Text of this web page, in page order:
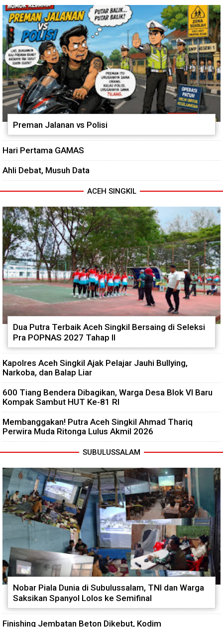
Dirikan Tower Polytank di
Belegen Mulia
Jembatan Garuda
Preman Jalanan vs Polisi
Hari Pertama GAMAS
Ahli Debat, Musuh Data
ACEH SINGKIL
Dua Putra Terbaik Aceh Singkil Bersaing di Seleksi
Pra POPNAS 2027 Tahap II
Kapolres Aceh Singkil Ajak Pelajar Jauhi Bullying,
Narkoba, dan Balap Liar
600 Tiang Bendera Dibagikan, Warga Desa Blok VI Baru
Kompak Sambut HUT Ke-81 RI
Membanggakan! Putra Aceh Singkil Ahmad Thariq
Perwira Muda Ritonga Lulus Akmil 2026
SUBULUSSALAM
Nobar Piala Dunia di Subulussalam, TNI dan Warga
Saksikan Spanyol Lolos ke Semifinal
Finishing Jembatan Beton Dikebut, Kodim